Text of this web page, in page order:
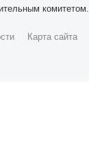
комитетом.
Карта сайта